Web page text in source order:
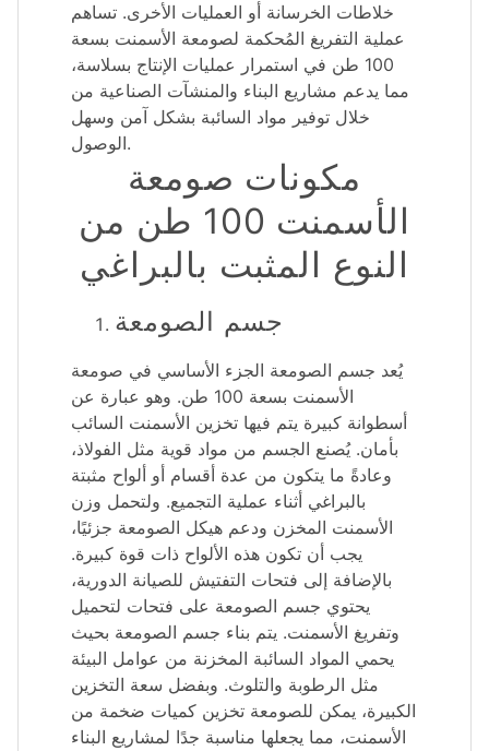
خلاطات الخرسانة أو العمليات الأخرى. تساهم
عملية التفريغ المُحكمة لصومعة الأسمنت بسعة
100 طن في استمرار عمليات الإنتاج بسلاسة،
مما يدعم مشاريع البناء والمنشآت الصناعية من
خلال توفير مواد السائبة بشكل آمن وسهل
الوصول.
مكونات صومعة
الأسمنت 100 طن من
النوع المثبت بالبراغي
جسم الصومعة
يُعد جسم الصومعة الجزء الأساسي في صومعة
الأسمنت بسعة 100 طن. وهو عبارة عن
أسطوانة كبيرة يتم فيها تخزين الأسمنت السائب
بأمان. يُصنع الجسم من مواد قوية مثل الفولاذ،
وعادةً ما يتكون من عدة أقسام أو ألواح مثبتة
بالبراغي أثناء عملية التجميع. ولتحمل وزن
الأسمنت المخزن ودعم هيكل الصومعة جزئيًا،
يجب أن تكون هذه الألواح ذات قوة كبيرة.
بالإضافة إلى فتحات التفتيش للصيانة الدورية،
يحتوي جسم الصومعة على فتحات لتحميل
وتفريغ الأسمنت. يتم بناء جسم الصومعة بحيث
يحمي المواد السائبة المخزنة من عوامل البيئة
مثل الرطوبة والتلوث. وبفضل سعة التخزين
الكبيرة، يمكن للصومعة تخزين كميات ضخمة من
الأسمنت، مما يجعلها مناسبة جدًا لمشاريع البناء